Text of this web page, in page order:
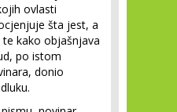
ovlasti
šta jest, a
kako objašnjava
po istom
donio